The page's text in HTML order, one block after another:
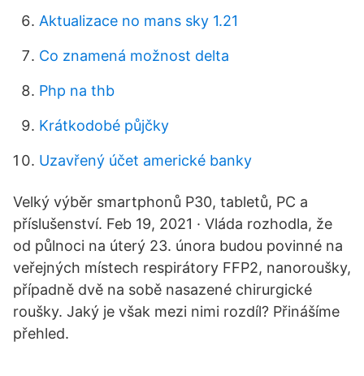
Aktualizace no mans sky 1.21
Co znamená možnost delta
Php na thb
Krátkodobé půjčky
Uzavřený účet americké banky
Velký výběr smartphonů P30, tabletů, PC a
příslušenství. Feb 19, 2021 · Vláda rozhodla, že
od půlnoci na úterý 23. února budou povinné na
veřejných místech respirátory FFP2, nanoroušky,
případně dvě na sobě nasazené chirurgické
roušky. Jaký je však mezi nimi rozdíl? Přinášíme
přehled.